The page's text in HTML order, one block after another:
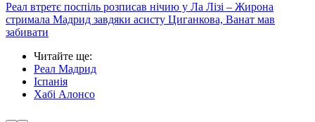
Реал втретє поспіль розписав нічию у Ла Лізі – Жирона
стримала Мадрид завдяки асисту Циганкова, Ванат мав
забивати
Читайте ще:
Реал Мадрид
Іспанія
Хабі Алонсо